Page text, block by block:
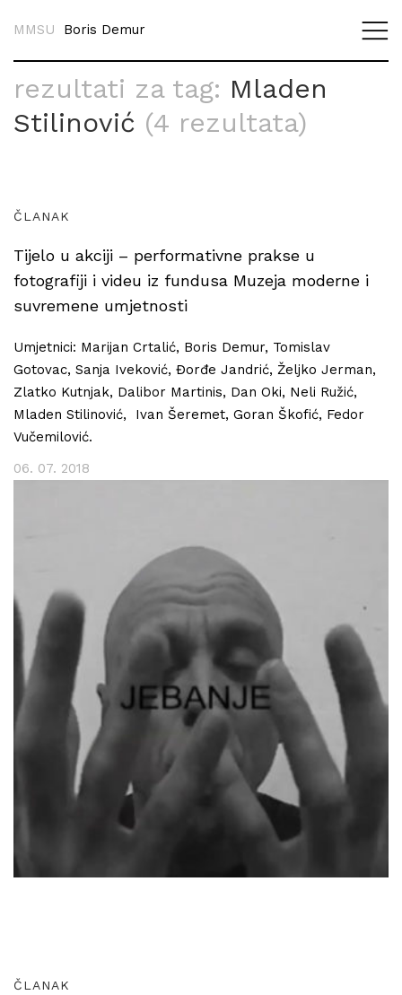
MMSU Boris Demur
rezultati za tag: Mladen
Stilinović (4 rezultata)
ČLANAK
Tijelo u akciji – performativne prakse u
fotografiji i videu iz fundusa Muzeja moderne i
suvremene umjetnosti
Umjetnici: Marijan Crtalić, Boris Demur, Tomislav
Gotovac, Sanja Iveković, Đorđe Jandrić, Željko Jerman,
Zlatko Kutnjak, Dalibor Martinis, Dan Oki, Neli Ružić,
Mladen Stilinović, Ivan Šeremet, Goran Škofić, Fedor
Vučemilović.
06. 07. 2018
ČLANAK